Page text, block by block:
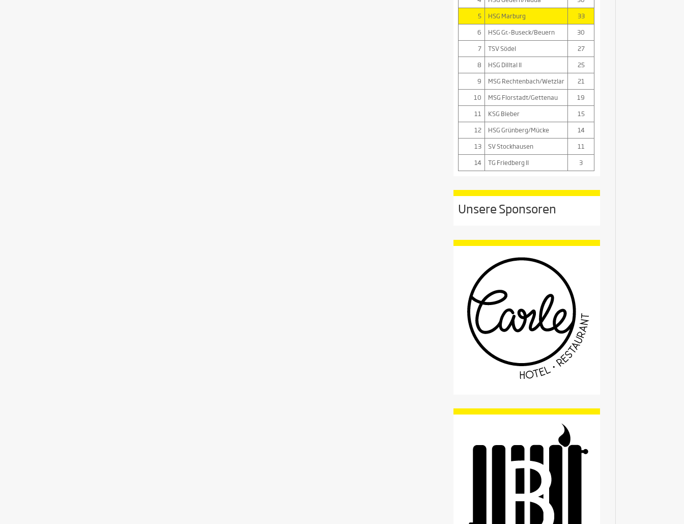
5
HSG Marburg
33
6
HSG Gr.-Buseck/Beuern
30
7
TSV Södel
27
8
HSG Dilltal II
25
9
MSG Rechtenbach/Wetzlar
21
10
MSG Florstadt/Gettenau
19
11
KSG Bieber
15
12
HSG Grünberg/Mücke
14
13
SV Stockhausen
11
14
TG Friedberg II 3
Unsere Sponsoren